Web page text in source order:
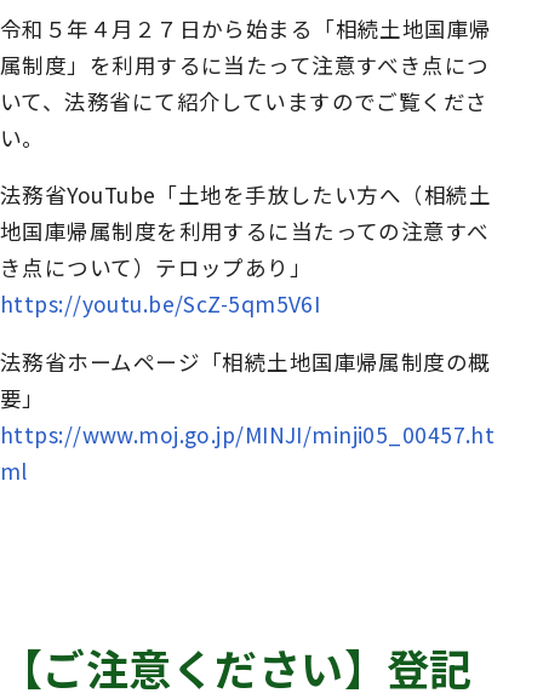
令和５年４月２７日から始まる「相続土地国庫帰
属制度」を利用するに当たって注意すべき点につ
いて、法務省にて紹介していますのでご覧くださ
い。
法務省YouTube「土地を手放したい方へ（相続土
地国庫帰属制度を利用するに当たっての注意すべ
き点について）テロップあり」
https://youtu.be/ScZ-5qm5V6I
法務省ホームページ「相続土地国庫帰属制度の概
要」
https://www.moj.go.jp/MINJI/minji05_00457.ht
ml
【ご注意ください】登記